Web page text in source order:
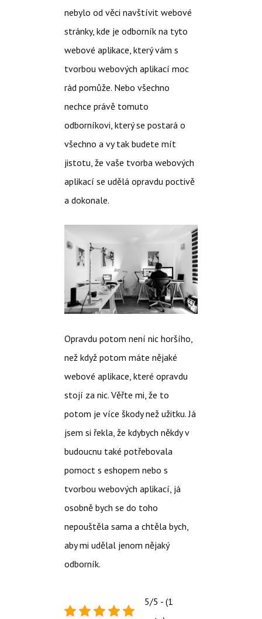
nebylo od věci navštívit webové
stránky, kde je odborník na tyto
webové aplikace, který vám s
tvorbou webových aplikací moc
rád pomůže. Nebo všechno
nechce právě tomuto
odborníkovi, který se postará o
všechno a vy tak budete mít
jistotu, že vaše tvorba webových
aplikací se udělá opravdu poctivě
a dokonale.
Opravdu potom není nic horšího,
než když potom máte nějaké
webové aplikace, které opravdu
stojí za nic. Věřte mi, že to
potom je více škody než užitku. Já
jsem si řekla, že kdybych někdy v
budoucnu také potřebovala
pomoct s eshopem nebo s
tvorbou webových aplikací, já
osobně bych se do toho
nepouštěla sama a chtěla bych,
aby mi udělal jenom nějaký
odborník.
5/5 - (1